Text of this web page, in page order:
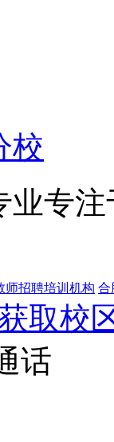
校
业专
师招聘培训机构 合
取校
话